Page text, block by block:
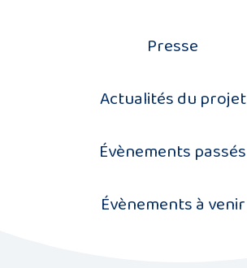
Presse
Actualités du projet
Évènements passés
Évènements à venir